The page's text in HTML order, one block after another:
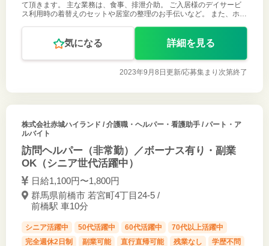
て頂きます。 主な業務は、食事、排泄介助。 ご入居様のデイサービ
ス利用時の着替えのセットや居室の整理のお手伝いなど。 また、ホー
気になる 詳細を見る
2023年9月8日更新/応募集まり次第終了
株式会社赤城ハイランド / 介護職・ヘルパー・看護助手 / パート・ア
ルバイト
訪問ヘルパー（非常勤）／ボーナス有り・副業
OK（シニア世代活躍中）
日給1,100円〜1,800円
群馬県前橋市 若宮町4丁目24-5 /
前橋駅 車10分
シニア活躍中 50代活躍中 60代活躍中
70代以上活躍中
完全週休2日制
副業可能 直行直帰可能 残業なし
学歴不問